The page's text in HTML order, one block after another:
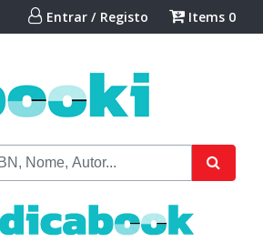
Entrar / Registo Items 0